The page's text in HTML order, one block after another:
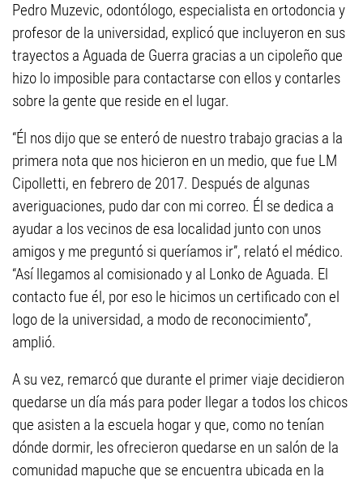
Pedro Muzevic, odontólogo, especialista en ortodoncia y
profesor de la universidad, explicó que incluyeron en sus
trayectos a Aguada de Guerra gracias a un cipoleño que
hizo lo imposible para contactarse con ellos y contarles
sobre la gente que reside en el lugar.
“Él nos dijo que se enteró de nuestro trabajo gracias a la
primera nota que nos hicieron en un medio, que fue LM
Cipolletti, en febrero de 2017. Después de algunas
averiguaciones, pudo dar con mi correo. Él se dedica a
ayudar a los vecinos de esa localidad junto con unos
amigos y me preguntó si queríamos ir”, relató el médico.
“Así llegamos al comisionado y al Lonko de Aguada. El
contacto fue él, por eso le hicimos un certificado con el
logo de la universidad, a modo de reconocimiento”,
amplió.
A su vez, remarcó que durante el primer viaje decidieron
quedarse un día más para poder llegar a todos los chicos
que asisten a la escuela hogar y que, como no tenían
dónde dormir, les ofrecieron quedarse en un salón de la
comunidad mapuche que se encuentra ubicada en la